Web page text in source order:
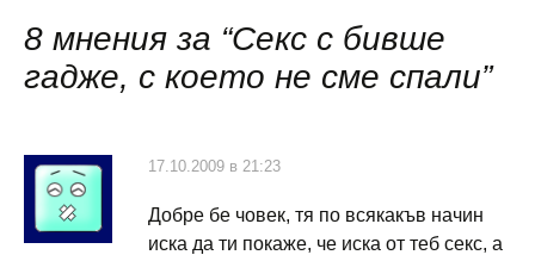
публикациите
8 мнения за “Секс с бивше
гадже, с което не сме спали”
17.10.2009 в 21:23
Добре бе човек, тя по всякакъв начин
иска да ти покаже, че иска от теб секс, а